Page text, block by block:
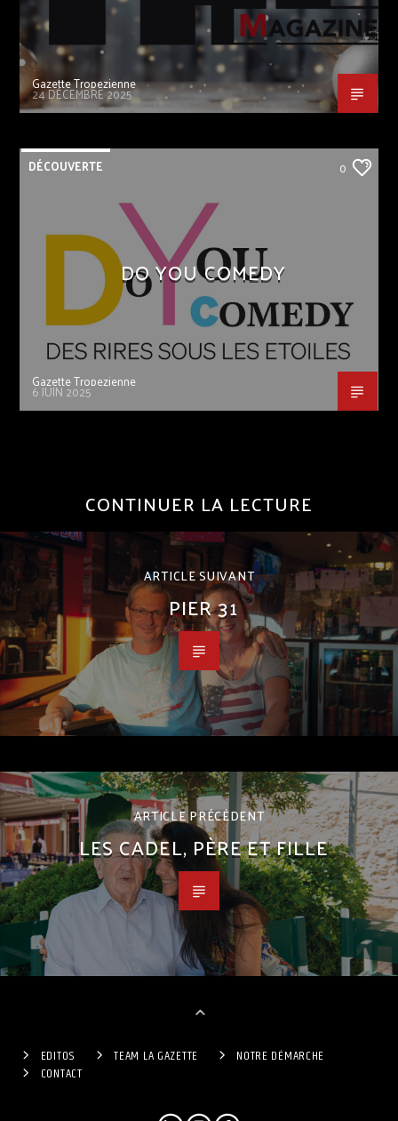
Gazette Tropezienne
24 DÉCEMBRE 2025
DÉCOUVERTE 0
DO YOU COMEDY
Gazette Tropezienne
6 JUIN 2025
CONTINUER LA LECTURE
ARTICLE SUIVANT
PIER 31
ARTICLE PRÉCÉDENT
LES CADEL, PÈRE ET FILLE
EDITOS TEAM LA GAZETTE
NOTRE DÉMARCHE
CONTACT